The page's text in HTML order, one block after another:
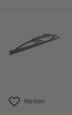
Merken